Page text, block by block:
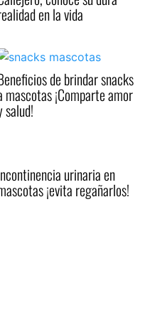
en la vida
de brindar snacks
mascotas ¡Comparte amor
salud!
urinaria en
¡evita regañarlos!